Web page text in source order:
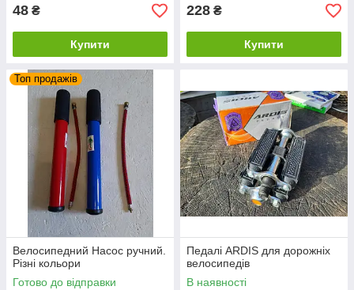
48 ₴
Купити
228 ₴
Купити
Топ продажів
Велосипедний Насос ручний.
Різні кольори
Готово до відправки
Педалі ARDIS для дорожніх
велосипедів
В наявності